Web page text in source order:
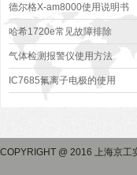
德尔格X-am8000使用说明书
哈希1720e常见故障排除
气体检测报警仪使用方法
IC7685氟离子电极的使用
COPYRIGHT @ 2016 上海京